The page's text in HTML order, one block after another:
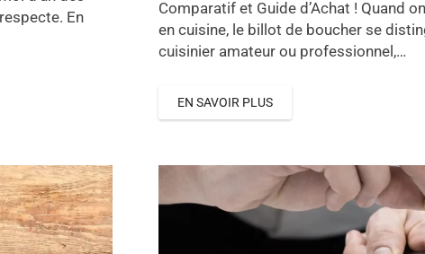
En
Comparatif et Guide d’Achat ! Quand
en cuisine, le billot de boucher se
cuisinier amateur ou professionnel,…
EN SAVOIR PLUS